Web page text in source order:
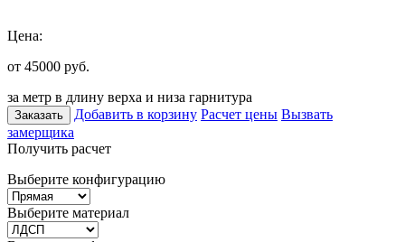
Цена:
от 45000 руб.
за метр в длину верха и низа гарнитура
Заказать Добавить в корзину Расчет цены Вызвать
замерщика
Получить расчет
Выберите конфигурацию
Выберите материал